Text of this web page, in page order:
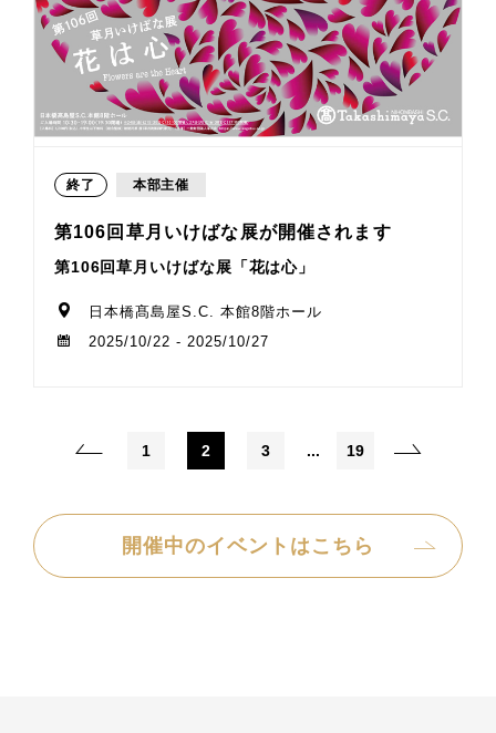
終了 本部主催
第106回草月いけばな展が開催されます
第106回草月いけばな展「花は心」
日本橋髙島屋S.C. 本館8階ホール
2025/10/22 - 2025/10/27
1 2 3 ... 19
開催中のイベントはこちら